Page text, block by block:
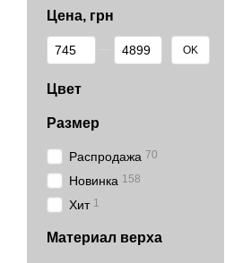
Цена, грн
От Цена, грн
До Цена, грн OK
Цвет
Размер
Распродажа 70
Новинка 158
Хит 1
Материал верха